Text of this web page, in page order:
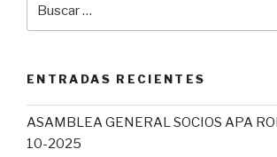
por:
ENTRADAS RECIENTES
ASAMBLEA GENERAL SOCIOS APA
10-2025